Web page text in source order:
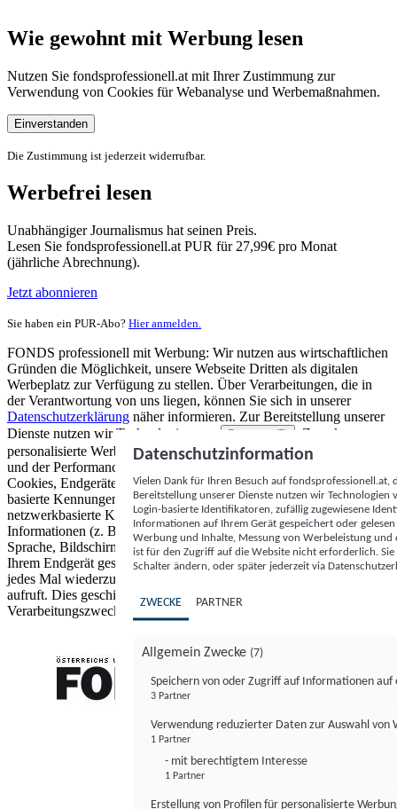
Wie gewohnt mit Werbung lesen
Nutzen Sie fondsprofessionell.at mit Ihrer Zustimmung zur
Verwendung von Cookies für Webanalyse und Werbemaßnahmen.
Einverstanden
Die Zustimmung ist jederzeit widerrufbar.
Werbefrei lesen
Unabhängiger Journalismus hat seinen Preis.
Lesen Sie fondsprofessionell.at PUR für 27,99€ pro Monat
(jährliche Abrechnung).
Jetzt abonnieren
Sie haben ein PUR-Abo? Hier anmelden.
FONDS professionell mit Werbung: Wir nutzen aus wirtschaftlichen
Gründen die Möglichkeit, unsere Webseite Dritten als digitalen
Werbeplatz zur Verfügung zu stellen. Über Verarbeitungen, die in
der Verantwortung von uns liegen, können Sie sich in unserer
Datenschutzerklärung näher informieren. Zur Bereitstellung unserer
Dienste nutzen wir Technologien von
Partnern (5)
. Zwecke:
personalisierte Werbung und Inhalte, Messung von Werbeleistung
und der Performance von Inhalten sowie Zielgruppenforschung.
Cookies, Endgeräte- oder ähnliche Online-Kennungen (z. B. login-
basierte Kennungen, zufällig generierte Kennungen,
netzwerkbasierte Kennungen) können zusammen mit anderen
Informationen (z. B. Browsertyp und Browserinformationen,
Sprache, Bildschirmgröße, unterstützte Technologien usw.) auf
Ihrem Endgerät gespeichert oder von dort ausgelesen werden, um es
jedes Mal wiederzuerkennen, wenn es eine App oder einer Webseite
aufruft. Dies geschieht für einen oder mehrere der hier aufgeführten
Verarbeitungszwecke.
Datenschutzinformation
Vielen Dank für Ihren Besuch auf
Bereitstellung unserer Dienste nutzen wir Technologien
Login-basierte Identifikatoren, zufällig zugewiesene
Informationen auf Ihrem Gerät gespeichert oder
Werbung und Inhalte, Messung von Werbeleistung
ist für den Zugriff auf die Website nicht erforderlich.
Schalter ändern, oder später jederzeit via
ZWECKE PARTNER
Allgemein Zwecke (7)
Speichern von oder Zugriff auf Informationen auf
3 Partner
Verwendung reduzierter Daten zur Auswahl von
1 Partner
- mit berechtigtem Interesse
1 Partner
Erstellung von Profilen für personalisierte
FONDS professionell